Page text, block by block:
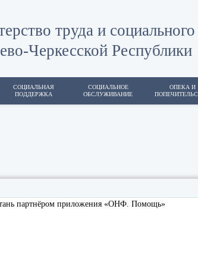
труда и социального
Черкесской Республики
СОЦИАЛЬНАЯ
ПОДДЕРЖКА
СОЦИАЛЬНОЕ
ОБСЛУЖИВАНИЕ
ОПЕКА И